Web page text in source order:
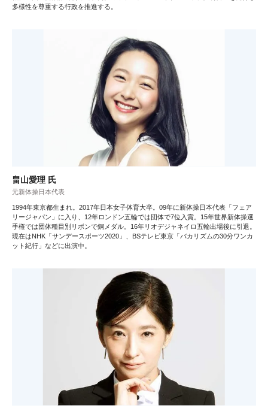
多様性を尊重する行政を推進する。
畠山愛理 氏
元新体操日本代表
1994年東京都生まれ。2017年日本女子体育大卒。09年に新体操日本代表「フェア
リージャパン」に入り、12年ロンドン五輪では団体で7位入賞。15年世界新体操選
手権では団体種目別リボンで銅メダル。16年リオデジャネイロ五輪出場後に引退。
現在はNHK「サンデースポーツ2020」、BSテレビ東京「バカリズムの30分ワンカ
ット紀行」などに出演中。